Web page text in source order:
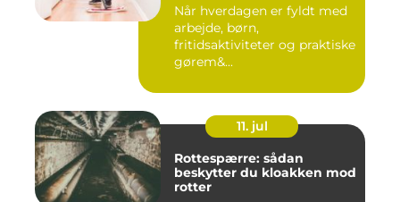
Når hverdagen er fyldt med
arbejde, børn,
fritidsaktiviteter og praktiske
gørem&...
11. jul
Rottespærre: sådan
beskytter du kloakken mod
rotter